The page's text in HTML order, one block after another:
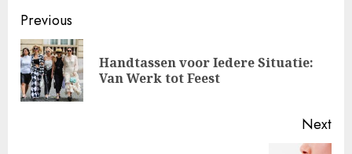
Continue
Reading
Previous
Handtassen voor Iedere Situatie:
Van Werk tot Feest
Next